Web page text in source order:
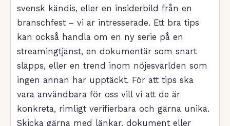
svensk kändis, eller en insiderbild från en
branschfest – vi är intresserade. Ett bra tips
kan också handla om en ny serie på en
streamingtjänst, en dokumentär som snart
släpps, eller en trend inom nöjesvärlden som
ingen annan har upptäckt. För att tips ska
vara användbara för oss vill vi att de är
konkreta, rimligt verifierbara och gärna unika.
Skicka gärna med länkar, dokument eller